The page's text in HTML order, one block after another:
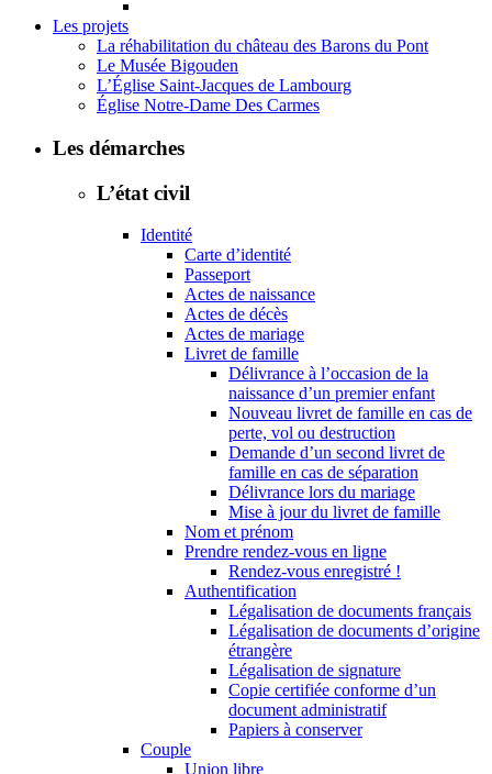
Les projets
La réhabilitation du château des Barons du Pont
Le Musée Bigouden
L’Église Saint-Jacques de Lambourg
Église Notre-Dame Des Carmes
Les démarches
L’état civil
Identité
Carte d’identité
Passeport
Actes de naissance
Actes de décès
Actes de mariage
Livret de famille
Délivrance à l’occasion de la
naissance d’un premier enfant
Nouveau livret de famille en cas de
perte, vol ou destruction
Demande d’un second livret de
famille en cas de séparation
Délivrance lors du mariage
Mise à jour du livret de famille
Nom et prénom
Prendre rendez-vous en ligne
Rendez-vous enregistré !
Authentification
Légalisation de documents français
Légalisation de documents d’origine
étrangère
Légalisation de signature
Copie certifiée conforme d’un
document administratif
Papiers à conserver
Couple
Union libre